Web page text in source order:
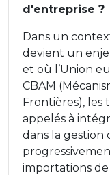
d'entreprise ?
Dans un
devient un
et où l’Union
CBAM
Frontières), les
appelés à
dans la gestion
importations